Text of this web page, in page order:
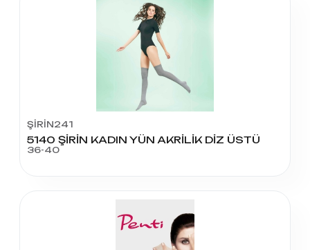
ŞİRİN241
5140 ŞİRİN KADIN YÜN AKRİLİK DİZ ÜSTÜ
36-40